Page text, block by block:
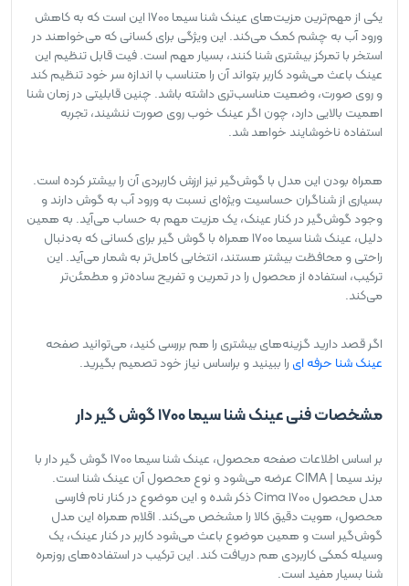
یکی از مهم‌ترین مزیت‌های عینک شنا سیما 1700 این است که به کاهش
ورود آب به چشم کمک می‌کند. این ویژگی برای کسانی که می‌خواهند در
استخر با تمرکز بیشتری شنا کنند، بسیار مهم است. فیت قابل تنظیم این
عینک باعث می‌شود کاربر بتواند آن را متناسب با اندازه سر خود تنظیم کند
و روی صورت، وضعیت مناسب‌تری داشته باشد. چنین قابلیتی در زمان شنا
اهمیت بالایی دارد، چون اگر عینک خوب روی صورت ننشیند، تجربه
استفاده ناخوشایند خواهد شد.
همراه بودن این مدل با گوش‌گیر نیز ارزش کاربردی آن را بیشتر کرده است.
بسیاری از شناگران حساسیت ویژه‌ای نسبت به ورود آب به گوش دارند و
وجود گوش‌گیر در کنار عینک، یک مزیت مهم به حساب می‌آید. به همین
دلیل، عینک شنا سیما 1700 همراه با گوش گیر برای کسانی که به‌دنبال
راحتی و محافظت بیشتر هستند، انتخابی کامل‌تر به شمار می‌آید. این
ترکیب، استفاده از محصول را در تمرین و تفریح ساده‌تر و مطمئن‌تر
می‌کند.
اگر قصد دارید گزینه‌های بیشتری را هم بررسی کنید، می‌توانید صفحه
عینک شنا حرفه ای را ببینید و براساس نیاز خود تصمیم بگیرید.
مشخصات فنی عینک شنا سیما 1700 گوش گیر دار
بر اساس اطلاعات صفحه محصول، عینک شنا سیما 1700 گوش گیر دار با
برند سیما | CIMA عرضه می‌شود و نوع محصول آن عینک شنا است.
مدل محصول Cima 1700 ذکر شده و این موضوع در کنار نام فارسی
محصول، هویت دقیق کالا را مشخص می‌کند. اقلام همراه این مدل
گوش‌گیر است و همین موضوع باعث می‌شود کاربر در کنار عینک، یک
وسیله کمکی کاربردی هم دریافت کند. این ترکیب در استفاده‌های روزمره
شنا بسیار مفید است.